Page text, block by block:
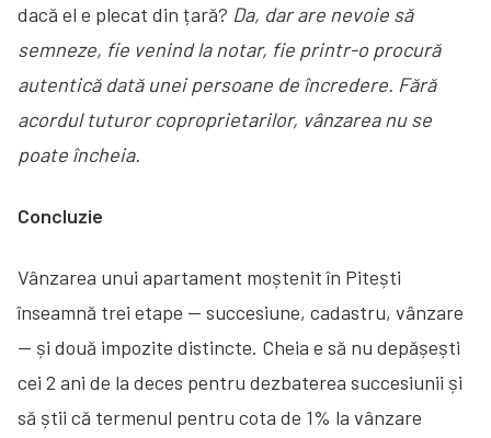
dacă el e plecat din țară? Da, dar are nevoie să
semneze, fie venind la notar, fie printr-o procură
autentică dată unei persoane de încredere. Fără
acordul tuturor coproprietarilor, vânzarea nu se
poate încheia.
Concluzie
Vânzarea unui apartament moștenit în Pitești
înseamnă trei etape — succesiune, cadastru, vânzare
— și două impozite distincte. Cheia e să nu depășești
cei 2 ani de la deces pentru dezbaterea succesiunii și
să știi că termenul pentru cota de 1% la vânzare